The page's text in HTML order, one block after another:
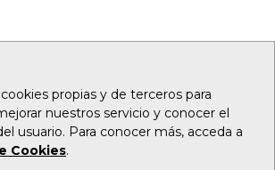
propias y de terceros para
nuestros servicio y conocer el
usuario. Para conocer más, acceda a
Cookies.